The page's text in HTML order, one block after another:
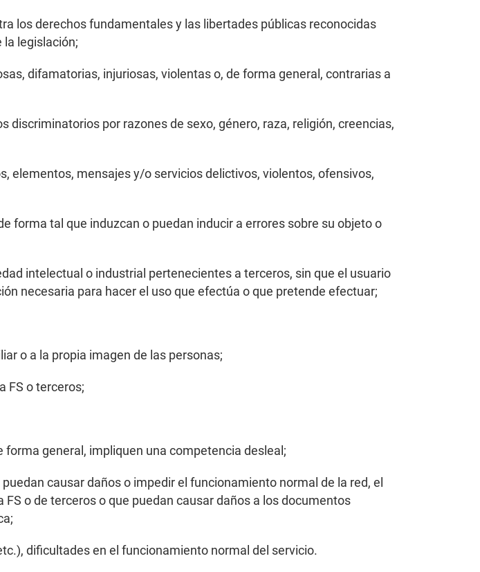
los derechos fundamentales y las libertades públicas reconocidas
legislación;
difamatorias, injuriosas, violentas o, de forma general, contrarias a
por razones de sexo, género, raza, religión, creencias,
elementos, mensajes y/o servicios delictivos, violentos, ofensivos,
forma tal que induzcan o puedan inducir a errores sobre su objeto o
intelectual o industrial pertenecientes a terceros, sin que el usuario
necesaria para hacer el uso que efectúa o que pretende efectuar;
o a la propia imagen de las personas;
FS o terceros;
general, impliquen una competencia desleal;
causar daños o impedir el funcionamiento normal de la red, el
FS o de terceros o que puedan causar daños a los documentos
dificultades en el funcionamiento normal del servicio.